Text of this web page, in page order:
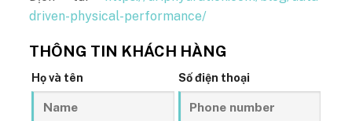
driven-physical-performance/
THÔNG TIN KHÁCH HÀNG
Họ và tên Số điện thoại